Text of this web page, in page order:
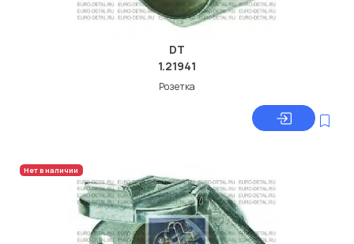
DT
1.21941
Розетка
Нет в наличии